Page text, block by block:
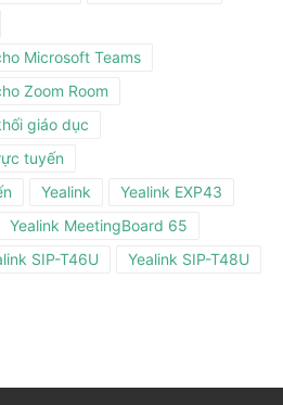
Microsoft Teams
Zoom Room
giáo dục
tuyến
Yealink
Yealink EXP43
Yealink MeetingBoard 65
SIP-T46U
Yealink SIP-T48U